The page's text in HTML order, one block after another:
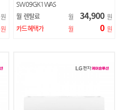
원
원
SW09GK1WAS
월 렌탈료 월 34,900 원
카드혜택가
월 0 원